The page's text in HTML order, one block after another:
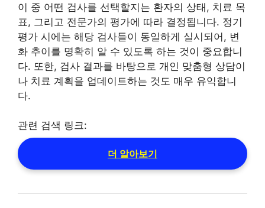
이 중 어떤 검사를 선택할지는 환자의 상태, 치료 목
표, 그리고 전문가의 평가에 따라 결정됩니다. 정기
평가 시에는 해당 검사들이 동일하게 실시되어, 변
화 추이를 명확히 알 수 있도록 하는 것이 중요합니
다. 또한, 검사 결과를 바탕으로 개인 맞춤형 상담이
나 치료 계획을 업데이트하는 것도 매우 유익합니
다.
관련 검색 링크:
더 알아보기